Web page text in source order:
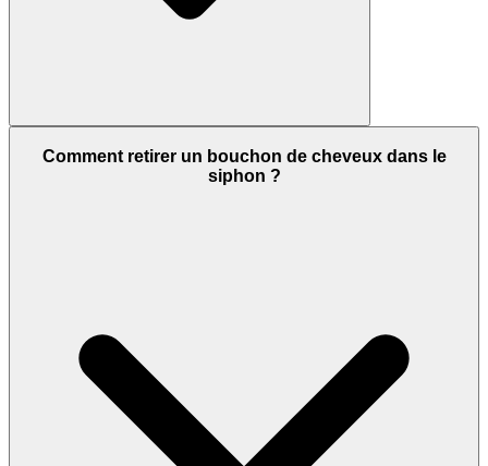
Comment retirer un bouchon de cheveux dans le
siphon ?